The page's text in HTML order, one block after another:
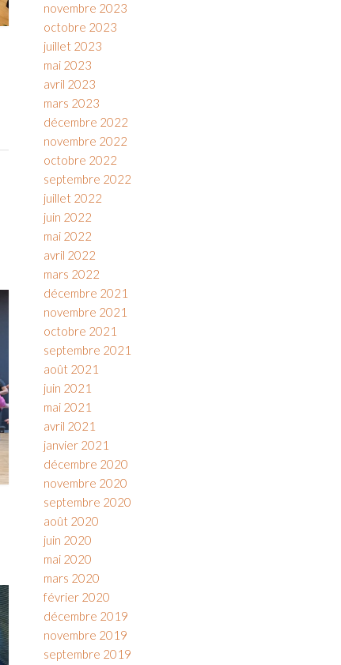
novembre 2023
octobre 2023
juillet 2023
mai 2023
avril 2023
mars 2023
décembre 2022
novembre 2022
octobre 2022
septembre 2022
juillet 2022
juin 2022
mai 2022
avril 2022
mars 2022
décembre 2021
novembre 2021
octobre 2021
septembre 2021
août 2021
juin 2021
mai 2021
avril 2021
janvier 2021
décembre 2020
novembre 2020
septembre 2020
août 2020
juin 2020
mai 2020
mars 2020
février 2020
décembre 2019
novembre 2019
septembre 2019